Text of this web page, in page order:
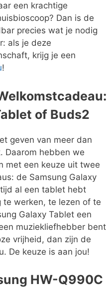
een krachtige
Dan is de
precies wat je nodig
als je deze
krijg je een
!
of Buds2
geven van meer dan
Daarom hebben we
met een keuze uit twee
de Samsung Galaxy
al een tablet hebt
werken, te lezen of te
Galaxy Tablet een
muziekliefhebber bent
vrijheid, dan zijn de
De keuze is aan jou!
HW-Q990C